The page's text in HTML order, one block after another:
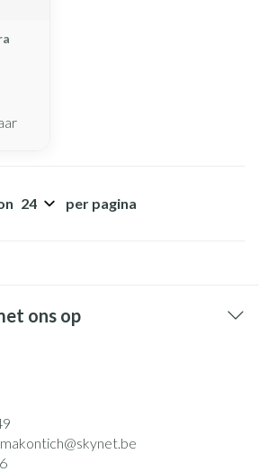
per pagina
ons op
skynet.be